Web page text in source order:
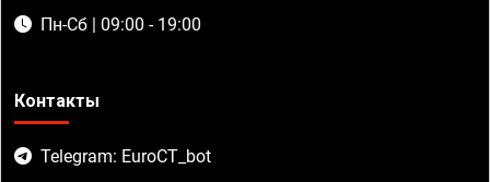
Пн-Сб | 09:00 - 19:00
Контакты
Telegram: EuroCT_bot